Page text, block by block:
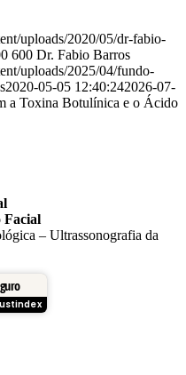
uploads/2020/05/dr-fabio-
600 Dr. Fabio Barros
uploads/2025/04/fundo-
2020-05-05 12:40:242026-07-
a Toxina Botulínica e o Ácido
Facial
– Ultrassonografia da